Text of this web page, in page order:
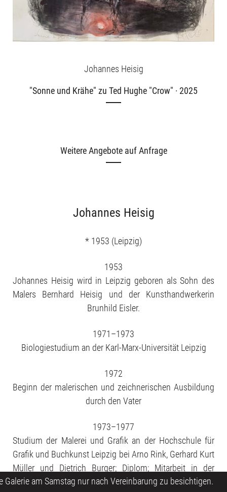
Johannes Heisig
"Sonne und Krähe" zu Ted Hughe "Crow" · 2025
Weitere Angebote auf Anfrage
Johannes Heisig
* 1953 (Leipzig)
1953
Johannes Heisig wird in Leipzig geboren als Sohn des
Malers Bernhard Heisig und der Kunsthandwerkerin
Brunhild Eisler.
1971–1973
Biologiestudium an der Karl-Marx-Universität Leipzig
1972
Beginn der malerischen und zeichnerischen Ausbildung
durch den Vater
1973–1977
Studium der Malerei und Grafik an der Hochschule für
Grafik und Buchkunst Leipzig bei Arno Rink, Gerhard Kurt
Müller und Dietrich Burger; Diplom; Mitarbeit in der
Werkstatt des Vaters...
nach Vereinbarung zu besichtigen.